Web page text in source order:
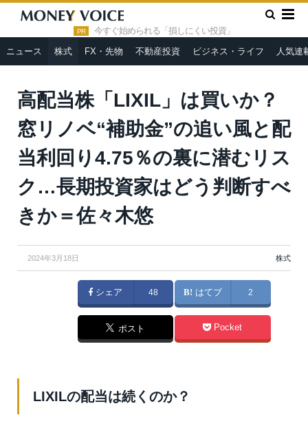
PR 今すぐ始められる「損しにくい投資」
ニュース 株式 FX・先物 不動産投資 ビジネス・ライフ 人気連
HOME » 株式 »
高配当株「LIXIL」は買いか？窓リノベ“補助
金”の追い風と配当利回り4.75％の裏に潜むリスク…長期投資家はど
高配当株「LIXIL」は買いか？
窓リノベ“補助金”の追い風と配
当利回り4.75％の裏に潜むリス
ク…長期投資家はどう判断すべ
きか＝佐々木悠
2024年3月18日 株式
シェア 48 はてブ 2
ポスト Pocket
LIXILの配当は続くのか？